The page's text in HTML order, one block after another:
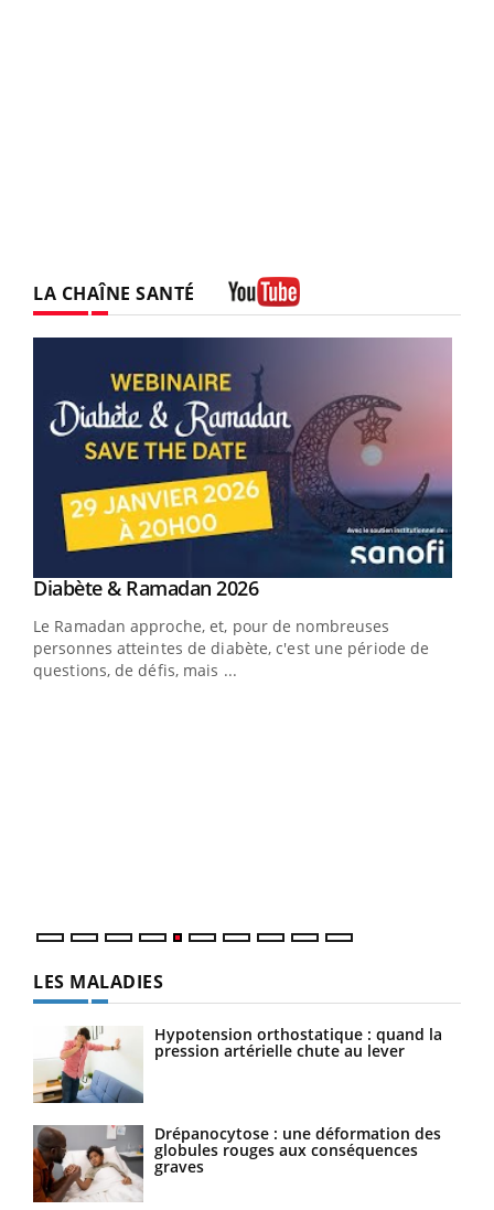
LA CHAÎNE SANTÉ
Youtube
Diabète & Ramadan 2026Youtube
Le Ramadan approche, et, pour de nombreuses
personnes atteintes de diabète, c'est une période de
questions, de défis, mais ...
LES MALADIES
Hypotension orthostatique : quand la
pression artérielle chute au lever
Drépanocytose : une déformation des
globules rouges aux conséquences
graves